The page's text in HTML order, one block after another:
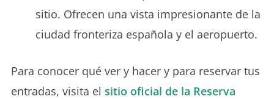
sitio. Ofrecen una vista impresionante de la
ciudad fronteriza española y el aeropuerto.
Para conocer qué ver y hacer y para reservar tus
entradas, visita el sitio oficial de la Reserva